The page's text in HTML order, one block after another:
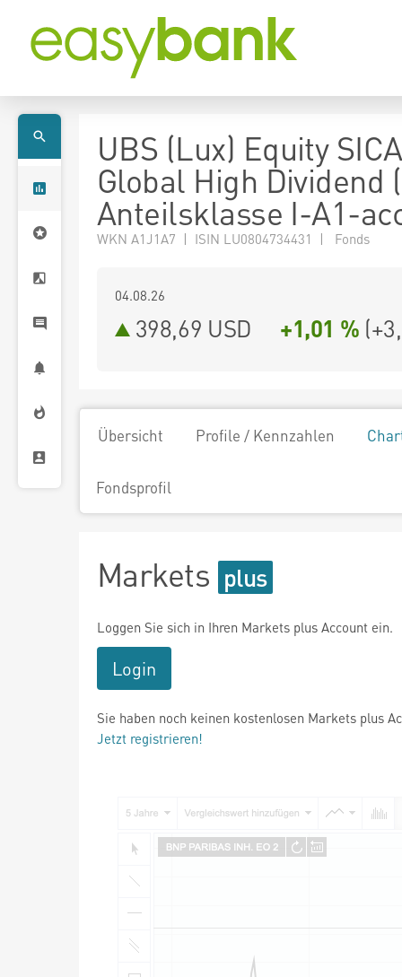
UBS (Lux) Equity
Global High Dividend
Anteilsklasse I-A1-
WKN A1J1A7 | ISIN LU0804734431 | Fonds
04.08.26
398,69 USD +1,01 % (
Übersicht Profile / Kennzahlen
Fondsprofil
Markets
Loggen Sie sich in Ihren Markets plus Account ein.
Login
Sie haben noch keinen kostenlosen Markets plus
Jetzt registrieren!